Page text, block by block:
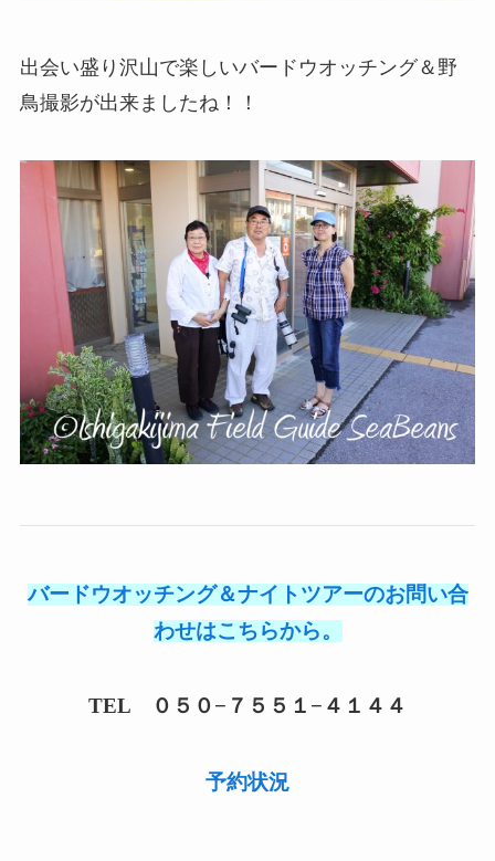
出会い盛り沢山で楽しいバードウオッチング＆野
鳥撮影が出来ましたね！！
バードウオッチング＆ナイトツアーのお問い合
わせはこちらから。
TEL ０５０−７５５１−４１４４
予約状況